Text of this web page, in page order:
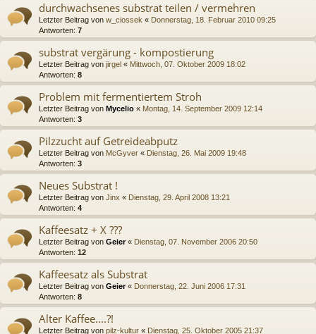
durchwachsenes substrat teilen / vermehren
Letzter Beitrag von w_ciossek « Donnerstag, 18. Februar 2010 09:25
Antworten: 7
substrat vergärung - kompostierung
Letzter Beitrag von jirgel « Mittwoch, 07. Oktober 2009 18:02
Antworten: 8
Problem mit fermentiertem Stroh
Letzter Beitrag von Mycelio « Montag, 14. September 2009 12:14
Antworten: 3
Pilzzucht auf Getreideabputz
Letzter Beitrag von McGyver « Dienstag, 26. Mai 2009 19:48
Antworten: 3
Neues Substrat !
Letzter Beitrag von Jinx « Dienstag, 29. April 2008 13:21
Antworten: 4
Kaffeesatz + X ???
Letzter Beitrag von Geier« Dienstag, 07. November 2006 20:50
Antworten: 12
Kaffeesatz als Substrat
Letzter Beitrag von Geier« Donnerstag, 22. Juni 2006 17:31
Antworten: 8
Alter Kaffee....?!
Letzter Beitrag von pilz-kultur « Dienstag, 25. Oktober 2005 21:37